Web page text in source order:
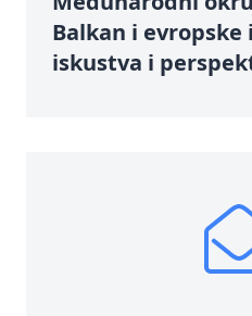
Balkan i
iskustva i